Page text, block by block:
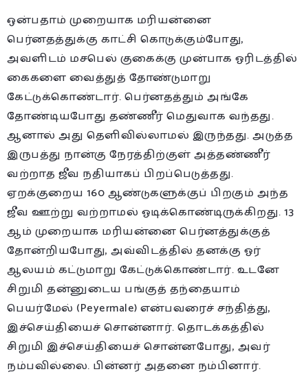
ஒன்பதாம் முறையாக மரியன்னை
பெர்னதத்துக்கு காட்சி கொடுக்கும்போது,
அவளிடம் மசபெல் குகைக்கு முன்பாக ஓரிடத்தில்
கைகளை வைத்துத் தோண்டுமாறு
கேட்டுக்கொண்டார். பெர்னதத்தும் அங்கே
தோண்டியபோது தண்ணீர் மெதுவாக வந்தது.
ஆனால் அது தெளிவில்லாமல் இருந்தது. அடுத்த
இருபத்து நான்கு நேரத்திற்குள் அத்தண்ணீர்
வற்றாத ஜீவ நதியாகப் பிறப்பெடுத்தது.
ஏறக்குறைய 160 ஆண்டுகளுக்குப் பிறகும் அந்த
ஜீவ ஊற்று வற்றாமல் ஓடிக்கொண்டிருக்கிறது. 13
ஆம் முறையாக மரியன்னை பெர்னத்துக்குத்
தோன்றியபோது, அவ்விடத்தில் தனக்கு ஓர்
ஆலயம் கட்டுமாறு கேட்டுக்கொண்டார். உடனே
சிறுமி தன்னுடைய பங்குத் தந்தையாம்
பெயர்மேல் (Peyermale) என்பவரைச் சந்தித்து,
இச்செய்தியைச் சொன்னார். தொடக்கத்தில்
சிறுமி இச்செய்தியைச் சொன்னபோது, அவர்
நம்பவில்லை. பின்னர் அதனை நம்பினார்.